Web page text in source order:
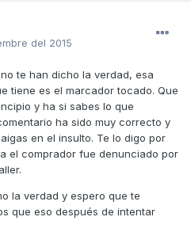
del 2015
te han dicho la verdad, esa
tiene es el marcador tocado. Que
y ha si sabes lo que
ha sido muy correcto y
en el insulto. Te lo digo por
el comprador fue denunciado por
la verdad y espero que te
que eso después de intentar